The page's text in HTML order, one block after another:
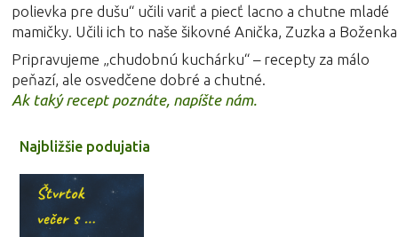
polievka pre dušu“ učili variť a piecť lacno a chutne mladé
mamičky. Učili ich to naše šikovné Anička, Zuzka a
Pripravujeme „chudobnú kuchárku“ – recepty za málo
peňazí, ale osvedčene dobré a chutné.
Ak taký recept poznáte, napíšte nám.
Najbližšie podujatia